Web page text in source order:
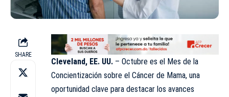
SHARE
Cleveland, EE. UU. – Octubre es el Mes de la
Concientización sobre el Cáncer de Mama, una
oportunidad clave para destacar los avances